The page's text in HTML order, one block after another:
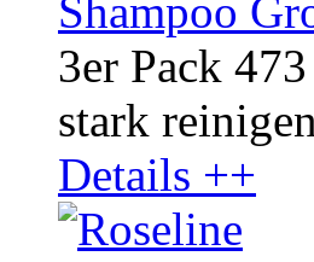
Shampoo
3er Pack
stark
Details ++